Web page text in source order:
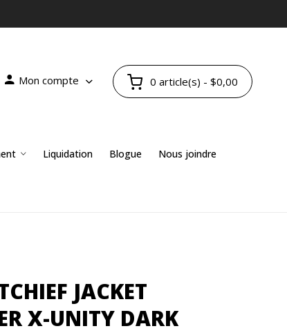
Mon compte 0 article(s) - $0,00
Liquidation Blogue Nous joindre
JACKET
X-UNITY DARK